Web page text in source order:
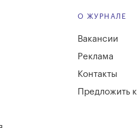
О ЖУРНАЛЕ
Вакансии
Реклама
Контакты
Предложить